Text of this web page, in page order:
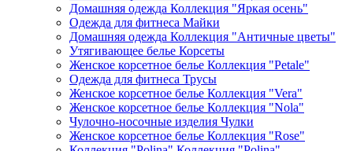
Домашняя одежда Коллекция "Яркая осень"
Одежда для фитнеса Майки
Домашняя одежда Коллекция "Античные цветы"
Утягивающее белье Корсеты
Женское корсетное белье Коллекция "Petale"
Одежда для фитнеса Трусы
Женское корсетное белье Коллекция "Vera"
Женское корсетное белье Коллекция "Nola"
Чулочно-носочные изделия Чулки
Женское корсетное белье Коллекция "Rose"